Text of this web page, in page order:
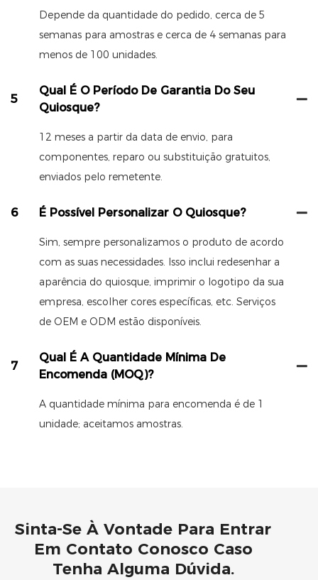
Depende da quantidade do pedido, cerca de 5
semanas para amostras e cerca de 4 semanas para
menos de 100 unidades.
5
Qual É O Período De Garantia Do Seu
Quiosque?
12 meses a partir da data de envio, para
componentes, reparo ou substituição gratuitos,
enviados pelo remetente.
6 É Possível Personalizar O Quiosque?
Sim, sempre personalizamos o produto de acordo
com as suas necessidades. Isso inclui redesenhar a
aparência do quiosque, imprimir o logotipo da sua
empresa, escolher cores específicas, etc. Serviços
de OEM e ODM estão disponíveis.
7
Qual É A Quantidade Mínima De
Encomenda (MOQ)?
A quantidade mínima para encomenda é de 1
unidade; aceitamos amostras.
Sinta-Se À Vontade Para Entrar
Em Contato Conosco Caso
Tenha Alguma Dúvida.